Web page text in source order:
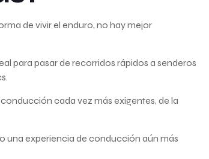
de vivir el enduro, no hay mejor
para pasar de recorridos rápidos a senderos
cada vez más exigentes, de la
una experiencia de conducción aún más